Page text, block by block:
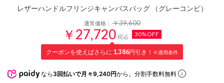
レザーハンドルフリンジキャンバスバッグ （グレーコンビ）
通常価格：￥39,600
￥27,720 税込 30%OFF
クーポンを使えばさらに 1,386円引き！ ※適用条件
なら 3回払いで月々9,240円から。分割手数料無料